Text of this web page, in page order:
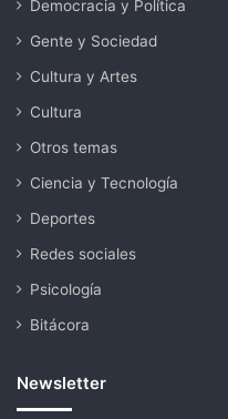
Democracia y Política
Gente y Sociedad
Cultura y Artes
Cultura
Otros temas
Ciencia y Tecnología
Deportes
Redes sociales
Psicología
Bitácora
Newsletter